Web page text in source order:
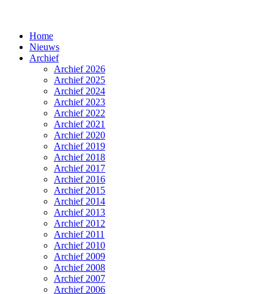
Home
Nieuws
Archief
Archief 2026
Archief 2025
Archief 2024
Archief 2023
Archief 2022
Archief 2021
Archief 2020
Archief 2019
Archief 2018
Archief 2017
Archief 2016
Archief 2015
Archief 2014
Archief 2013
Archief 2012
Archief 2011
Archief 2010
Archief 2009
Archief 2008
Archief 2007
Archief 2006